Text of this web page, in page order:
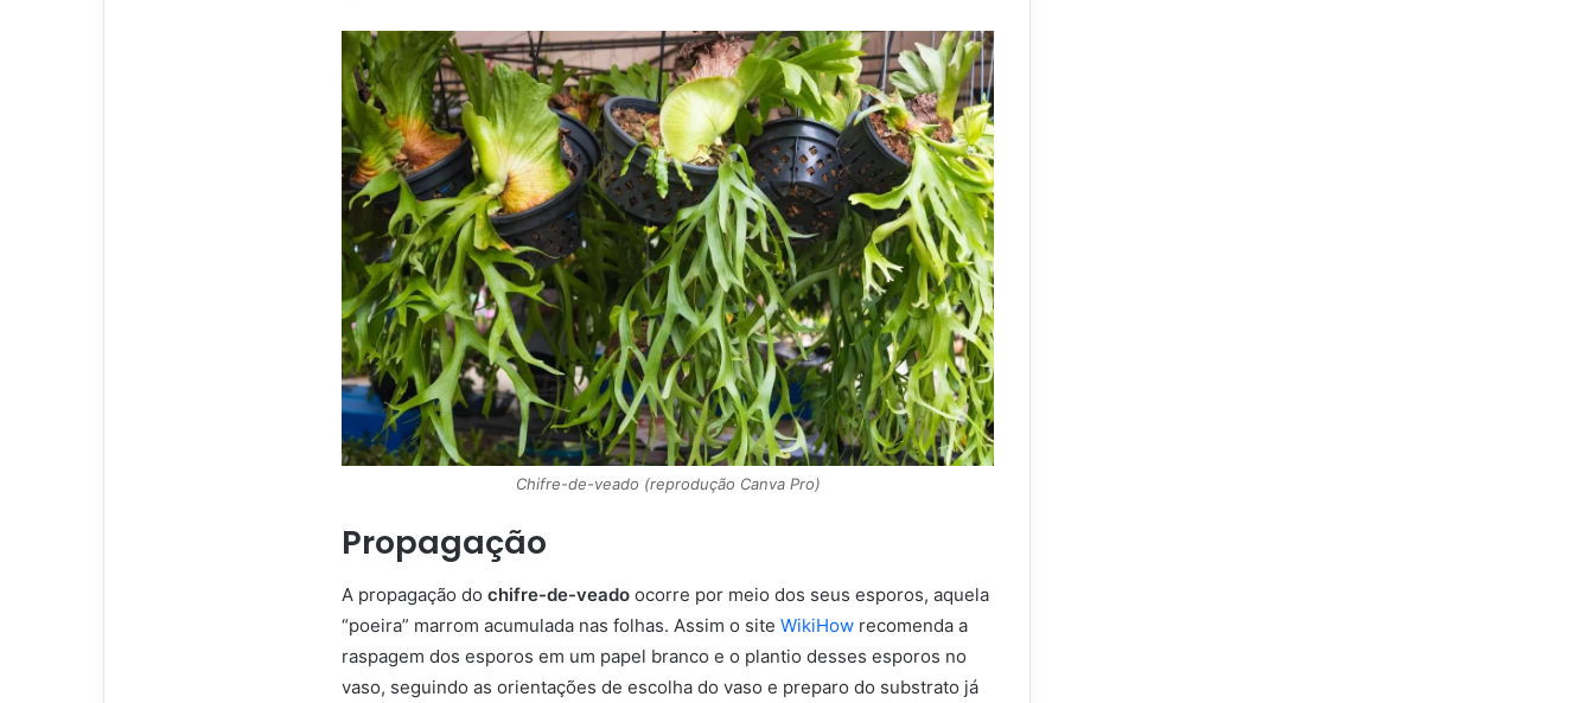
Chifre-de-veado (reprodução Canva Pro)
Propagação
A propagação do chifre-de-veado ocorre por meio dos seus esporos, aquela
“poeira” marrom acumulada nas folhas. Assim o site WikiHow recomenda a
raspagem dos esporos em um papel branco e o plantio desses esporos no
vaso, seguindo as orientações de escolha do vaso e preparo do substrato já